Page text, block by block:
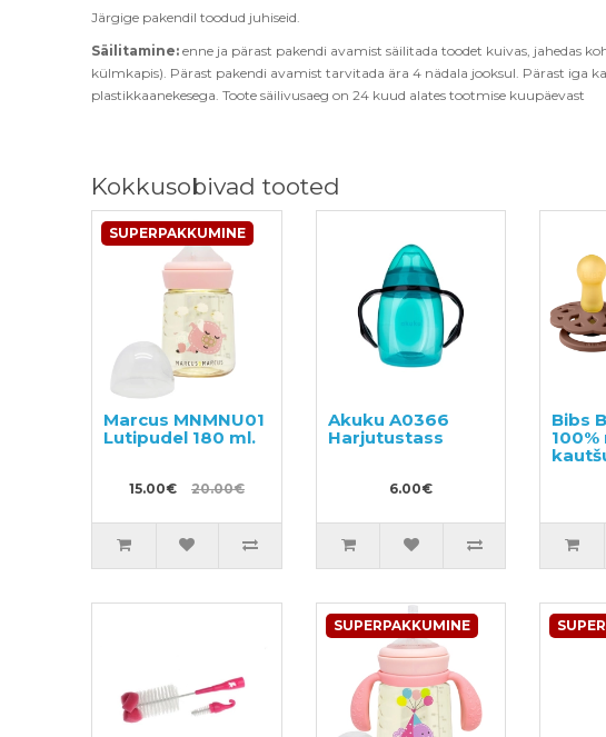
Järgige pakendil toodud juhiseid.
Säilitamine: enne ja pärast pakendi avamist säilitada toodet kuivas, jahedas
külmkapis). Pärast pakendi avamist tarvitada ära 4 nädala jooksul. Pärast iga
plastikkaanekesega.Toote säilivusaeg on 24 kuud alates tootmise kuupäevast
Kokkusobivad tooted
SUPERPAKKUMINE
Marcus MNMNU01
Lutipudel 180 ml.
15.00€ 20.00€
Akuku A0366
Harjutustass
6.00€
Bibs
(2 tk/
SUPERPAKKUMINE